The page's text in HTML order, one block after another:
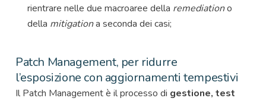
rientrare nelle due macroaree della remediationo
della mitigationa seconda dei casi;
Patch Management, per ridurre
l’esposizione con aggiornamenti tempestivi
Il Patch Management è il processo di gestione, test